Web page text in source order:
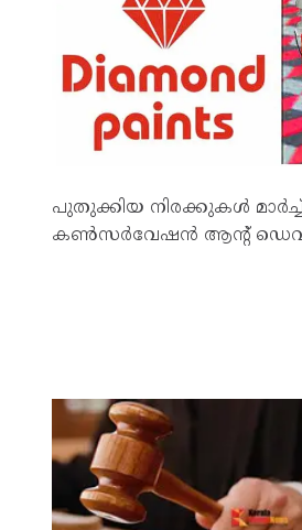
പുതുക്കിയ നിരക്കുകൾ
കൺസർവേഷൻ ആന്റ്